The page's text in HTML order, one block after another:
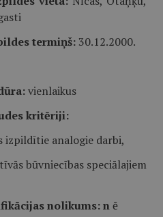
termiņš: 30.12.2000.
vienlaikus
kritēriji:
izpildītie analogie darbi,
būvniecības speciālajiem
nolikums: nē